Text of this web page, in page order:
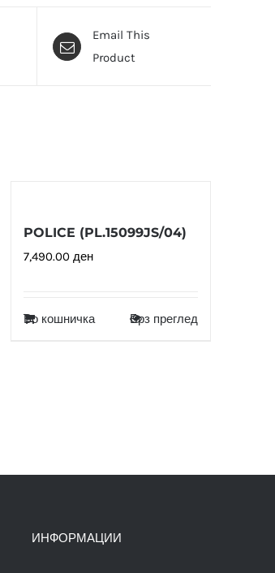
Email This
Product
POLICE (PL.15099JS/04)
7,490.00 ден
Во кошничка Брз преглед
ИНФОРМАЦИИ